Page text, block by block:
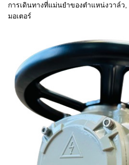
การเดินทางที่แม่นยําของตําแหน่งวาล์ว
มอเตอร์